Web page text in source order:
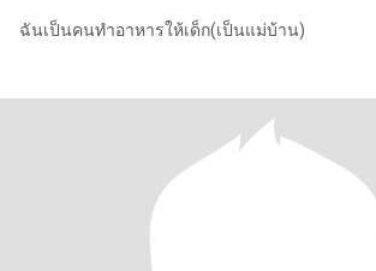
ฉันเป็นคนทำอาหารให้เด็ก(เป็นแม่บ้าน)